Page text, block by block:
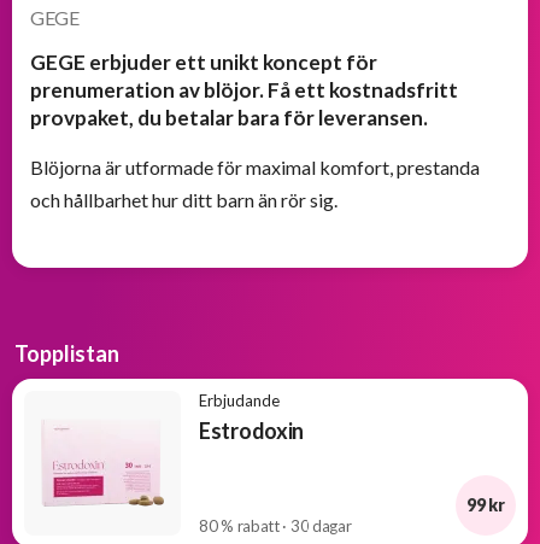
GEGE
GEGE erbjuder ett unikt koncept för
prenumeration av blöjor. Få ett kostnadsfritt
provpaket, du betalar bara för leveransen.
Blöjorna är utformade för maximal komfort, prestanda
och hållbarhet hur ditt barn än rör sig.
Topplistan
Erbjudande
Estrodoxin
80 % rabatt · 30 dagar
99 kr
Erbjudanden
BOKKLUBBAR